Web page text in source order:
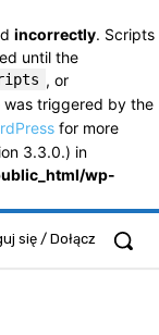
incorrectly. Scripts
until the
, or
was triggered by the
for more
3.3.0.) in
wp-
się / Dołącz